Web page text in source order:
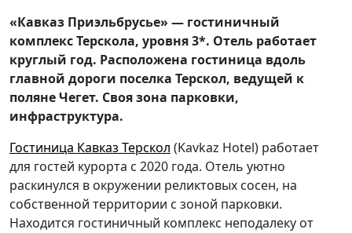
«Кавказ Приэльбрусье» — гостиничный
комплекс Терскола, уровня 3*. Отель работает
круглый год. Расположена гостиница вдоль
главной дороги поселка Терскол, ведущей к
поляне Чегет. Своя зона парковки,
инфраструктура.
Гостиница Кавказ Терскол (Kavkaz Hotel) работает
для гостей курорта с 2020 года. Отель уютно
раскинулся в окружении реликтовых сосен, на
собственной территории с зоной парковки.
Находится гостиничный комплекс неподалеку от